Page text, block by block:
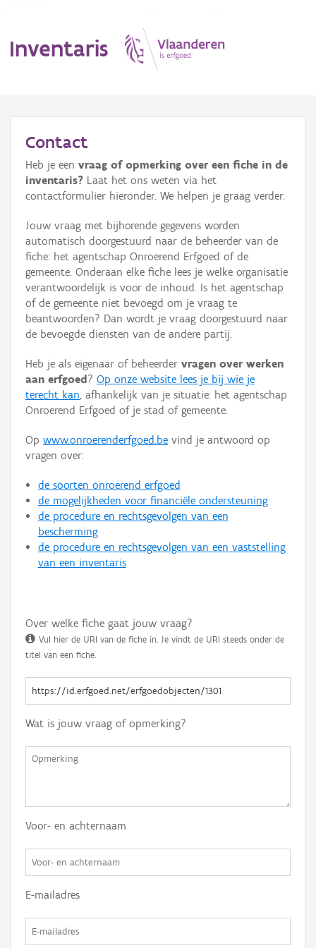
Inventaris
Erfgoedobject
Aanduidingsobject
Waarneming
Thema
Gebeurtenis
Persoon of collectief
Hergebruik
Aanmelden
Contact
Heb je een vraag of opmerking over een fiche in de
inventaris? Laat het ons weten via het
contactformulier hieronder. We helpen je graag verder.
Jouw vraag met bijhorende gegevens worden
automatisch doorgestuurd naar de beheerder van de
fiche: het agentschap Onroerend Erfgoed of de
gemeente. Onderaan elke fiche lees je welke organisatie
verantwoordelijk is voor de inhoud. Is het agentschap
of de gemeente niet bevoegd om je vraag te
beantwoorden? Dan wordt je vraag doorgestuurd naar
de bevoegde diensten van de andere partij.
Heb je als eigenaar of beheerder vragen over werken
aan erfgoed ? Op onze website lees je bij wie je
terecht kan, afhankelijk van je situatie: het agentschap
Onroerend Erfgoed of je stad of gemeente.
Op www.onroerenderfgoed.be vind je antwoord op
vragen over:
de soorten onroerend erfgoed
de mogelijkheden voor financiële ondersteuning
de procedure en rechtsgevolgen van een
bescherming
de procedure en rechtsgevolgen van een vaststelling
van een inventaris
Over welke fiche gaat jouw vraag?
Vul hier de URI van de fiche in. Je vindt de URI steeds onder de
titel van een fiche.
Wat is jouw vraag of opmerking?
Voor- en achternaam
E-mailadres